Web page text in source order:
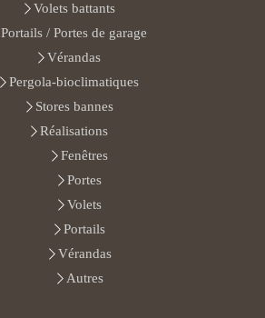
Volets battants
Portails / Portes de garage
Vérandas
Pergola-bioclimatiques
Stores bannes
Réalisations
Fenêtres
Portes
Volets
Portails
Vérandas
Autres